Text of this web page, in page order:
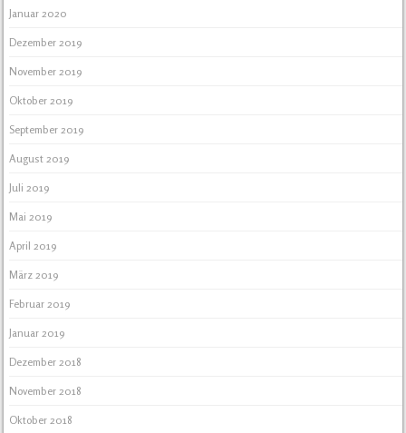
Januar 2020
Dezember 2019
November 2019
Oktober 2019
September 2019
August 2019
Juli 2019
Mai 2019
April 2019
März 2019
Februar 2019
Januar 2019
Dezember 2018
November 2018
Oktober 2018